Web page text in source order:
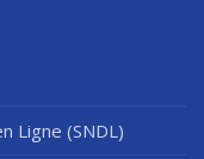
Ligne (SNDL)